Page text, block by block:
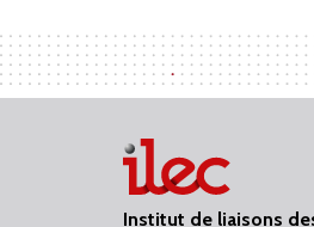
Institut de liaisons